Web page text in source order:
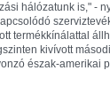
hálózatunk is," -
termékkínálattal
kivívott
észak-amerikai